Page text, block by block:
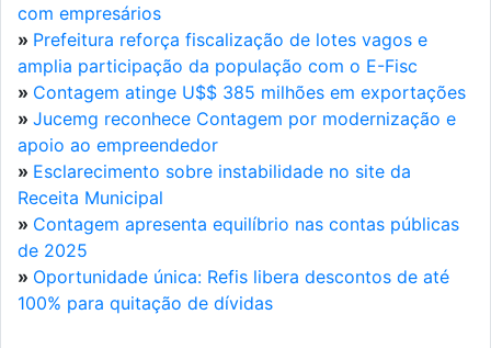
com empresários
» Prefeitura reforça fiscalização de lotes vagos e
amplia participação da população com o E-Fisc
» Contagem atinge U$$ 385 milhões em exportações
» Jucemg reconhece Contagem por modernização e
apoio ao empreendedor
» Esclarecimento sobre instabilidade no site da
Receita Municipal
» Contagem apresenta equilíbrio nas contas públicas
de 2025
» Oportunidade única: Refis libera descontos de até
100% para quitação de dívidas